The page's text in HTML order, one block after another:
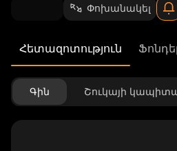
Փոխանակել
Հետազոտություն
Գին Շուկայի